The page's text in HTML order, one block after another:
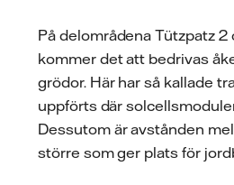
På delområdena Tützpatz 2
kommer det att bedrivas
grödor. Här har så kallade
uppförts där
Dessutom är avstånden
större som ger plats för